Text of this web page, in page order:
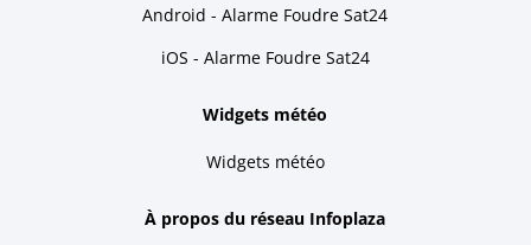
Android - Alarme Foudre Sat24
iOS - Alarme Foudre Sat24
Widgets météo
Widgets météo
À propos du réseau Infoplaza